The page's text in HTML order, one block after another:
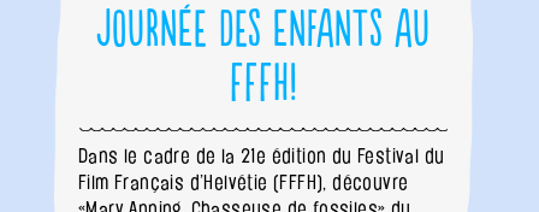
Journée des Enfants au
FFFH!
Dans le cadre de la 21e édition du Festival du
Film Français d’Helvétie (FFFH), découvre